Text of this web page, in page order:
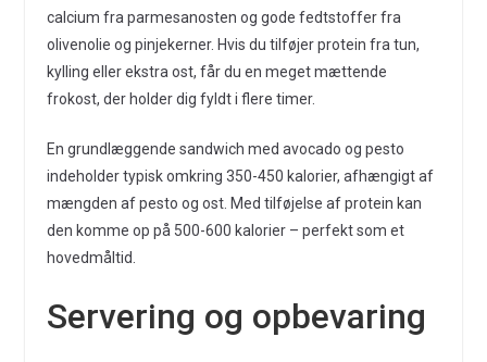
calcium fra parmesanosten og gode fedtstoffer fra
olivenolie og pinjekerner. Hvis du tilføjer protein fra tun,
kylling eller ekstra ost, får du en meget mættende
frokost, der holder dig fyldt i flere timer.
En grundlæggende sandwich med avocado og pesto
indeholder typisk omkring 350-450 kalorier, afhængigt af
mængden af pesto og ost. Med tilføjelse af protein kan
den komme op på 500-600 kalorier – perfekt som et
hovedmåltid.
Servering og opbevaring